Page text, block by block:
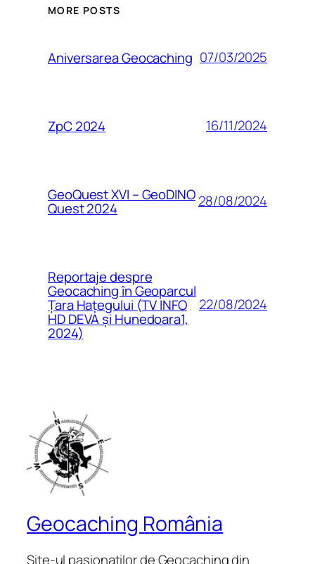
MORE POSTS
Aniversarea Geocaching 07/03/2025
ZpC 2024 16/11/2024
GeoQuest XVI – GeoDINO
Quest 2024 28/08/2024
Reportaje despre
Geocaching în Geoparcul
Țara Hațegului (TV INFO
HD DEVA și Hunedoara1,
2024)
22/08/2024
Geocaching România
Site-ul pasionaților de Geocaching din